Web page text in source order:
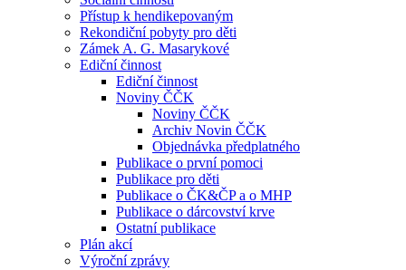
Přístup k hendikepovaným
Rekondiční pobyty pro děti
Zámek A. G. Masarykové
Ediční činnost
Ediční činnost
Noviny ČČK
Noviny ČČK
Archiv Novin ČČK
Objednávka předplatného
Publikace o první pomoci
Publikace pro děti
Publikace o ČK&ČP a o MHP
Publikace o dárcovství krve
Ostatní publikace
Plán akcí
Výroční zprávy